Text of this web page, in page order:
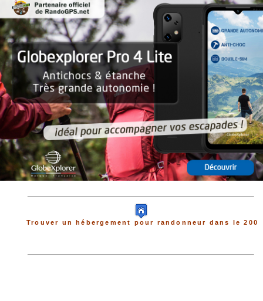
Trouver un hébergement pour randonneur dans le 200